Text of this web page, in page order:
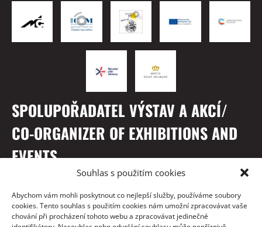
Souhlas s použitím cookies
Abychom vám mohli poskytnout co nejlepší služby, používáme soubory
cookies. Tento souhlas s použitím cookies nám umožní zpracovávat vaše
chování při procházení tohoto webu a zpracovávat jedinečné
SPOLUPOŘADATEL VÝSTAV A AKCÍ/
CO-ORGANIZER OF EXHIBITIONS AND
EVENTS